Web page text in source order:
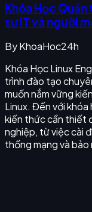
Khóa Học
sư IT và người
ByKhoaHoc24h
Khóa Học Linux
trình đào tạo
muốn nắm vững
Linux. Đến với
kiến thức cần thiết
nghiệp, từ việc cài
thống mạng và bảo